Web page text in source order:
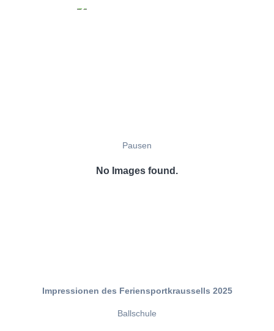
Pausen
No Images found.
Impressionen des Feriensportkraussells 2025
Ballschule